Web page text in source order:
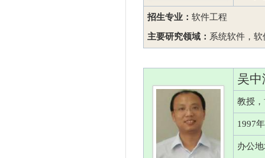
招生专业： 软件工程
主要研究领域： 系统软件，
吴中
教授
1997
办公